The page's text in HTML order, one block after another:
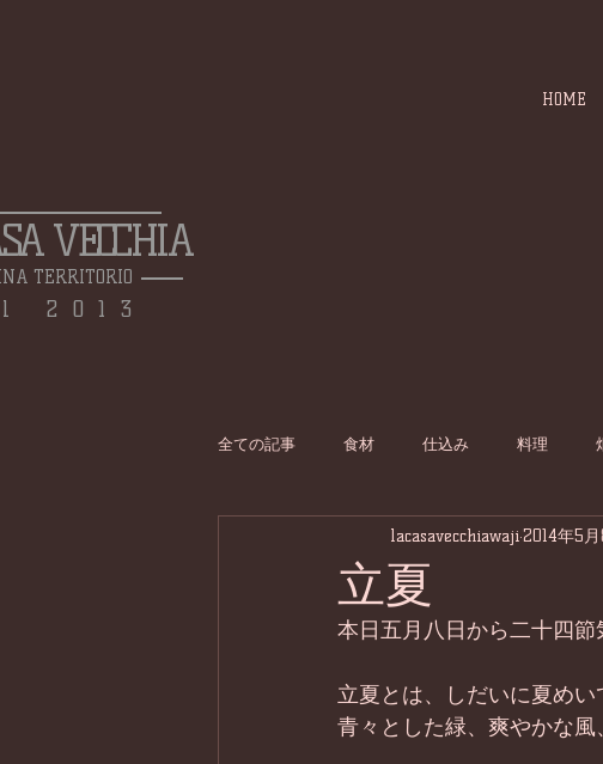
HOME
全ての記事 食材 仕込み 料理
立夏
lacasavecchiawaji2014年5
本日五月八日から二十四
立夏とは、しだいに夏めい
青々とした緑、爽やかな
VECCHIA
TERRITORIO
2013